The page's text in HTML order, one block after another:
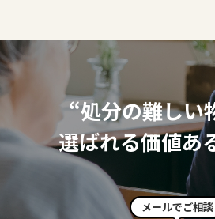
“処分の難しい
選ばれる価値あ
メールでご相談